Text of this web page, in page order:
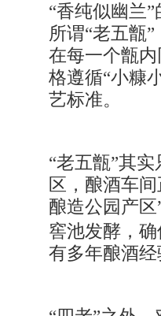
“香纯似幽兰
所谓“老五甑
在每一个甑
格遵循“小糠
艺标准。
“老五甑”其
区，酿酒车
酿造公园产
窖池发酵，
有多年酿酒